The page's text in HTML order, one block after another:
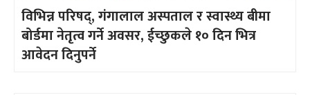
विभिन्न परिषद्, गंगालाल अस्पताल र स्वास्थ्य बीमा
बोर्डमा नेतृत्व गर्ने अवसर, ईच्छुकले १० दिन भित्र
आवेदन दिनुपर्ने